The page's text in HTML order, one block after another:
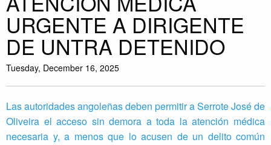
URGENTE A DIRIGENTE
DE UNTRA DETENIDO
Tuesday, December 16, 2025
Las autoridades angoleñas deben permitir a Serrote José de
Oliveira el acceso sin demora a toda la atención médica
necesaria y, a menos que lo acusen de un delito común